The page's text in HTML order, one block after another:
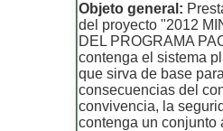
Objeto general:
del proyecto "2012
DEL PROGRAMA
contenga el sistema
que sirva de base
consecuencias del
convivencia, la
contenga un conjunto